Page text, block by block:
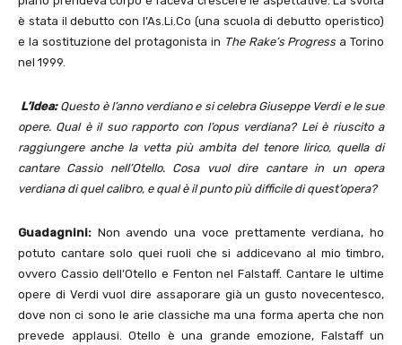
è stata il debutto con l’As.Li.Co (una scuola di debutto operistico)
e la sostituzione del protagonista in The Rake’s Progressa Torino
nel 1999.
L’Idea:Questo è l’anno verdiano e si celebra Giuseppe Verdi e le sue
opere. Qual è il suo rapporto con l’opus verdiana? Lei è riuscito a
raggiungere anche la vetta più ambita del tenore lirico, quella di
cantare Cassio nell’Otello. Cosa vuol dire cantare in un opera
verdiana di quel calibro, e qual è il punto più difficile di quest’opera?
Guadagnini: Non avendo una voce prettamente verdiana, ho
potuto cantare solo quei ruoli che si addicevano al mio timbro,
ovvero Cassio dell’Otello e Fenton nel Falstaff. Cantare le ultime
opere di Verdi vuol dire assaporare già un gusto novecentesco,
dove non ci sono le arie classiche ma una forma aperta che non
prevede applausi. Otello è una grande emozione, Falstaff un